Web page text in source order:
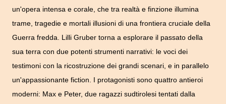
un'opera intensa e corale, che tra realtà e finzione illumina
trame, tragedie e mortali illusioni di una frontiera cruciale della
Guerra fredda. Lilli Gruber torna a esplorare il passato della
sua terra con due potenti strumenti narrativi: le voci dei
testimoni con la ricostruzione dei grandi scenari, e in parallelo
un'appassionante fiction. I protagonisti sono quattro antieroi
moderni: Max e Peter, due ragazzi sudtirolesi tentati dalla